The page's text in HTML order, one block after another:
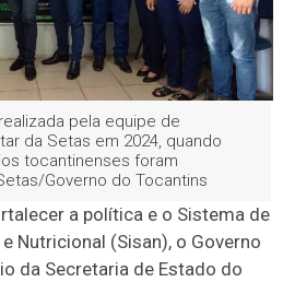
pela equipe de
da Setas em 2024, quando
tocantinenses foram
Governo do Tocantins
a política e o Sistema de
Nutricional (Sisan), o Governo
da Secretaria de Estado do